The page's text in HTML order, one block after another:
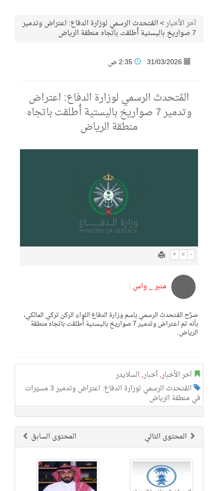
آخر الأخبار>المُتحدث الرسمي لوزارة الدفاع: اعتراض وتدمير
7 صواريخ باليستية أُطلقت باتجاه منطقة الرياض
31/03/2026
المُتحدث الرسمي لوزارة الدفاع: اعتراض
وتدمير 7 صواريخ باليستية أُطلقت باتجاه
منطقة الرياض
+ = -
منبر _ واس :
صرَّح المُتحدث الرسمي باسم وزارة الدفاع اللواء الركن تركي المالكي،
بأنه تم اعتراض وتدمير 7 صواريخ باليستية أُطلقت باتجاه منطقة
الرياض.
آخر الأخبار,أخبار, السلايدر
المُتحدث الرسمي لوزارة الدفاع: اعتراض وتدمير 3 مسيّرات
في منطقة الرياض
المحتوى السابق المحتوى التالي